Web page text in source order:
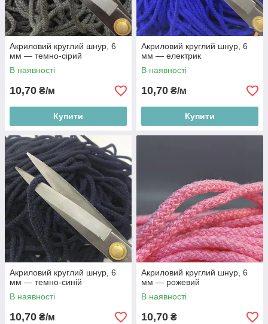
Акриловий круглий шнур, 6
мм — темно-сірий
В наявності
10,70 ₴/м
Купити
Акриловий круглий шнур, 6
мм — електрик
В наявності
10,70 ₴/м
Купити
Акриловий круглий шнур, 6
мм — темно-синій
В наявності
10,70 ₴/м
Акриловий круглий шнур, 6
мм — рожевий
В наявності
10,70 ₴